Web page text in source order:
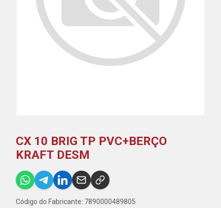
CX 10 BRIG TP PVC+BERÇO
KRAFT DESM
Código do Fabricante: 7890000489805